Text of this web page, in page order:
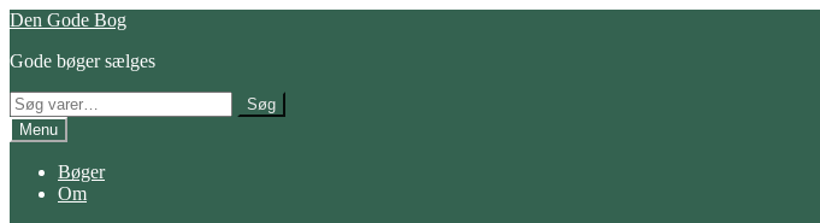
Spring
navigation
Spring
indhold
Den Gode Bog
Gode bøger sælges
Søg
efter:
Søg
Menu
Bøger
Om